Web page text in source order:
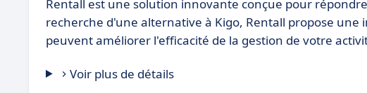
Rentall est une solution innovante conçue pour
recherche d'une alternative à Kigo, Rentall propose
peuvent améliorer l'efficacité de la gestion de votre
Voir plus de détails